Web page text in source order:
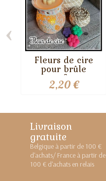
Fleurs de cire
pour brûle
parfum
2,20 €
‹
Livraison
gratuite
Belgique à partir de 100 €
d'achats/ France à partir de
100 € d'achats en relais